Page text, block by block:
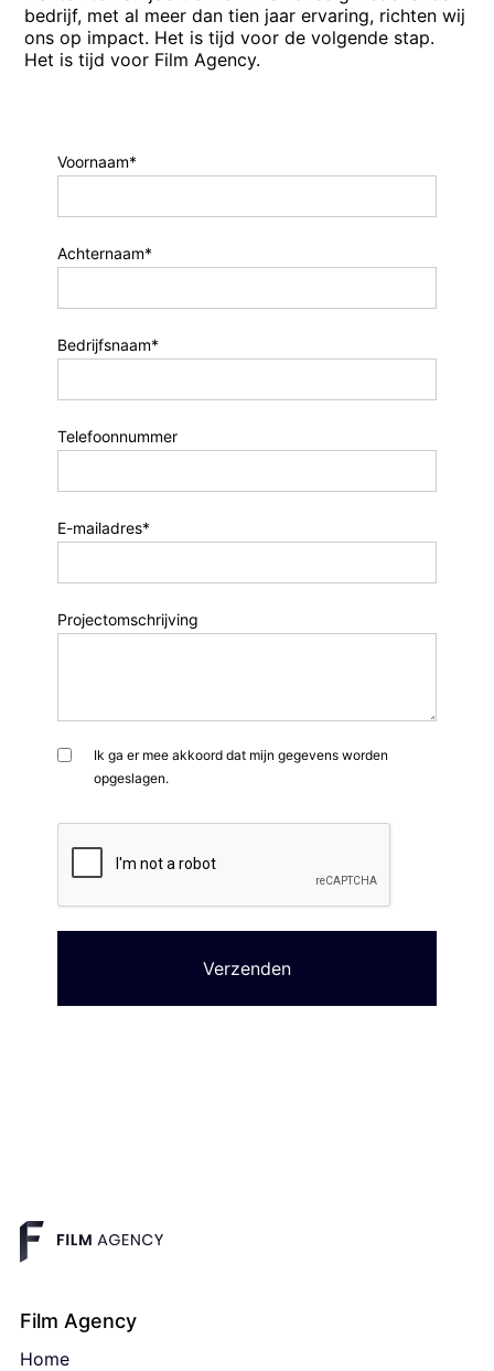
bedrijf, met al meer dan tien jaar ervaring, richten wij
ons op impact. Het is tijd voor de volgende stap.
Het is tijd voor Film Agency.
Voornaam*
Achternaam*
Bedrijfsnaam*
Telefoonnummer
E-mailadres*
Projectomschrijving
Ik ga er mee akkoord dat mijn gegevens worden
opgeslagen.
Film Agency
Home